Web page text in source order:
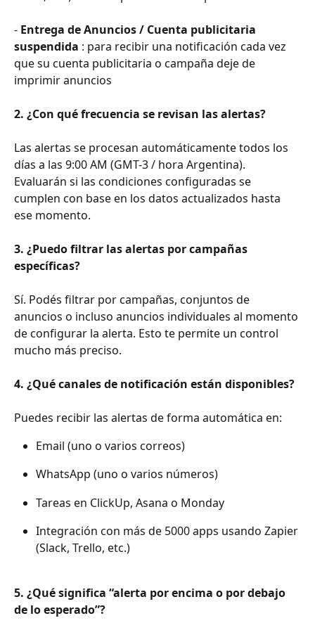
- Entrega de Anuncios / Cuenta publicitaria
suspendida : para recibir una notificación cada vez
que su cuenta publicitaria o campaña deje de
imprimir anuncios
2. ¿Con qué frecuencia se revisan las alertas?
Las alertas se procesan automáticamente todos los
días a las 9:00 AM (GMT-3 / hora Argentina).
Evaluarán si las condiciones configuradas se
cumplen con base en los datos actualizados hasta
ese momento.
3. ¿Puedo filtrar las alertas por campañas
específicas?
Sí. Podés filtrar por campañas, conjuntos de
anuncios o incluso anuncios individuales al momento
de configurar la alerta. Esto te permite un control
mucho más preciso.
4. ¿Qué canales de notificación están disponibles?
Puedes recibir las alertas de forma automática en:
Email (uno o varios correos)
WhatsApp (uno o varios números)
Tareas en ClickUp, Asana o Monday
Integración con más de 5000 apps usando Zapier
(Slack, Trello, etc.)
5. ¿Qué significa “alerta por encima o por debajo
de lo esperado”?